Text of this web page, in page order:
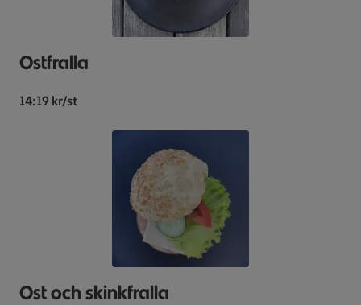
Ostfralla
14:19 kr/st
Ost och skinkfralla